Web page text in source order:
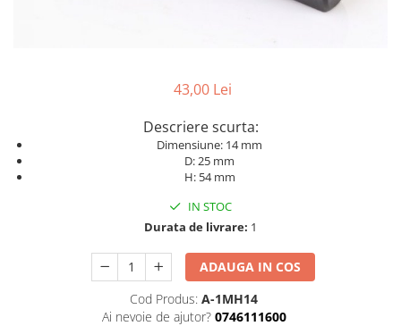
Peugeot
Porsche
43,00 Lei
Descriere scurta:
Dimensiune: 14 mm
D: 25 mm
H: 54 mm
IN STOC
Durata de livrare: 1
ADAUGA IN COS
Cod Produs: A-1MH14
Ai nevoie de ajutor? 0746111600